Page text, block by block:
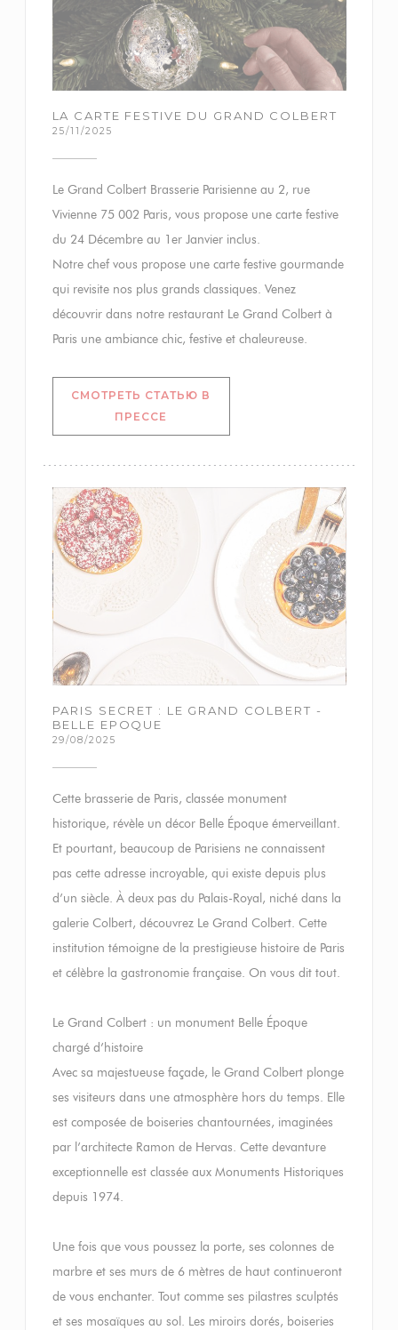
LA CARTE FESTIVE DU GRAND COLBERT
25/11/2025
Le Grand Colbert Brasserie Parisienne au 2, rue
Vivienne 75 002 Paris, vous propose une carte festive
du 24 Décembre au 1er Janvier inclus.
Notre chef vous propose une carte festive gourmande
qui revisite nos plus grands classiques. Venez
découvrir dans notre restaurant Le Grand Colbert à
Paris une ambiance chic, festive et chaleureuse.
СМОТРЕТЬ СТАТЬЮ В
ПРЕССЕ
PARIS SECRET : LE GRAND COLBERT -
BELLE EPOQUE
29/08/2025
Cette brasserie de Paris, classée monument
historique, révèle un décor Belle Époque émerveillant.
Et pourtant, beaucoup de Parisiens ne connaissent
pas cette adresse incroyable, qui existe depuis plus
d’un siècle. À deux pas du Palais-Royal, niché dans la
galerie Colbert, découvrez Le Grand Colbert. Cette
institution témoigne de la prestigieuse histoire de Paris
et célèbre la gastronomie française. On vous dit tout.
Le Grand Colbert : un monument Belle Époque
chargé d’histoire
Avec sa majestueuse façade, le Grand Colbert plonge
ses visiteurs dans une atmosphère hors du temps. Elle
est composée de boiseries chantournées, imaginées
par l’architecte Ramon de Hervas. Cette devanture
exceptionnelle est classée aux Monuments Historiques
depuis 1974.
Une fois que vous poussez la porte, ses colonnes de
marbre et ses murs de 6 mètres de haut continueront
de vous enchanter. Tout comme ses pilastres sculptés
et ses mosaïques au sol. Les miroirs dorés, boiseries